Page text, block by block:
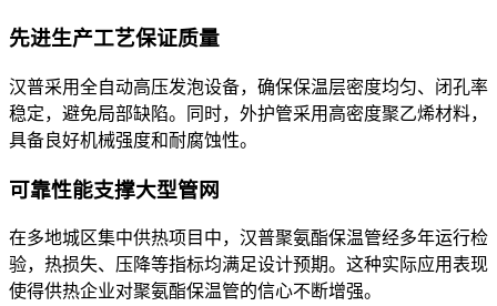
先进生产工艺保证质量
汉普采用全自动高压发泡设备，确保保温层密度均匀、闭孔率
稳定，避免局部缺陷。同时，外护管采用高密度聚乙烯材料，
具备良好机械强度和耐腐蚀性。
可靠性能支撑大型管网
在多地城区集中供热项目中，汉普聚氨酯保温管经多年运行检
验，热损失、压降等指标均满足设计预期。这种实际应用表现
使得供热企业对聚氨酯保温管的信心不断增强。